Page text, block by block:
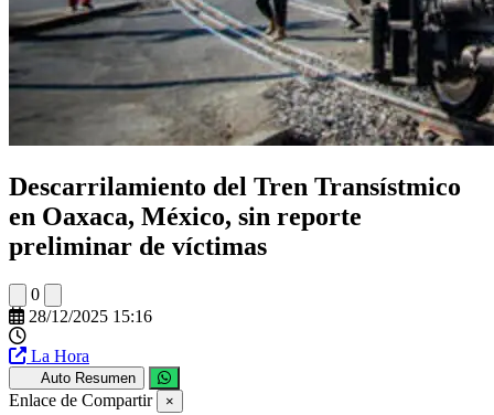
Descarrilamiento del Tren Transístmico
en Oaxaca, México, sin reporte
preliminar de víctimas
0
28/12/2025 15:16
La Hora
Auto Resumen
Enlace de Compartir ×